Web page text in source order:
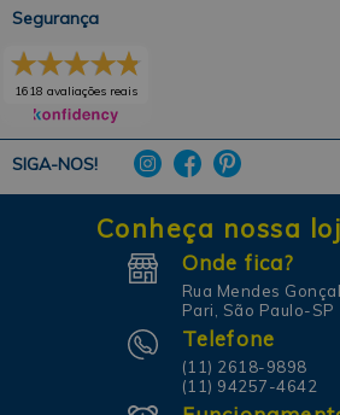
SIGA-NOS!
Segurança
1618 avaliações reais
Conheça nossa
Onde fica?
Rua Mendes
Pari, São Paulo-SP
Telefone
(11) 2618-9898
(11) 94257-4642